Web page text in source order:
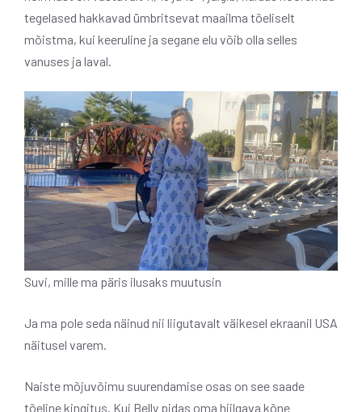
tegelased hakkavad ümbritsevat maailma tõeliselt
mõistma, kui keeruline ja segane elu võib olla selles
vanuses ja laval.
Suvi, mille ma päris ilusaks muutusin
Ja ma pole seda näinud nii liigutavalt väikesel ekraanil USA
näitusel varem.
Naiste mõjuvõimu suurendamise osas on see saade
tõeline kingitus. Kui Belly pidas oma hiilgava kõne